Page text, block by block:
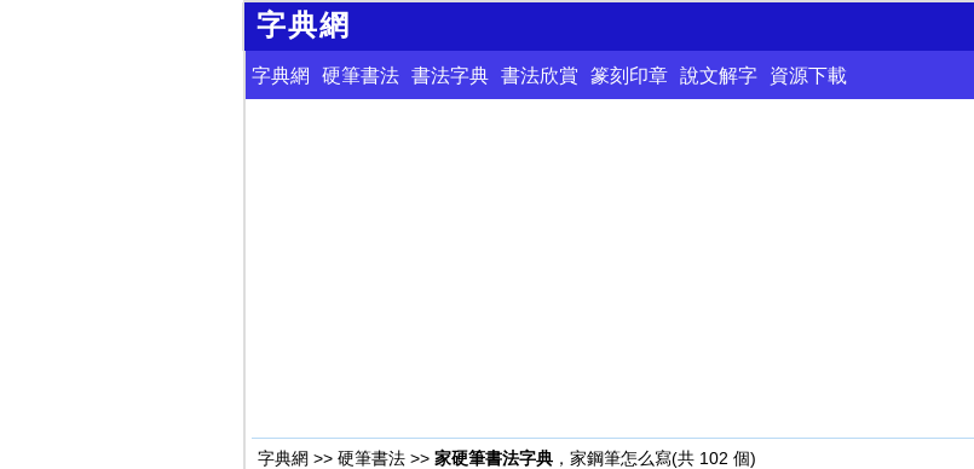
字典網
字典網 硬筆書法 書法字典 書法欣賞 篆刻印章 說文解字 資源下載
字典網 >> 硬筆書法>> 家硬筆書法字典，家鋼筆怎么寫(共 102 個)